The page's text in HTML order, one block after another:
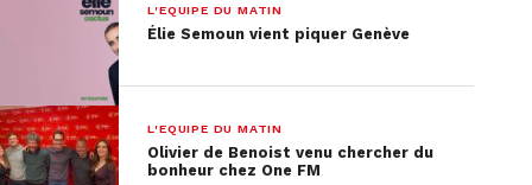
L'EQUIPE DU MATIN
Élie Semoun vient piquer Genève
L'EQUIPE DU MATIN
Olivier de Benoist venu chercher du
bonheur chez One FM